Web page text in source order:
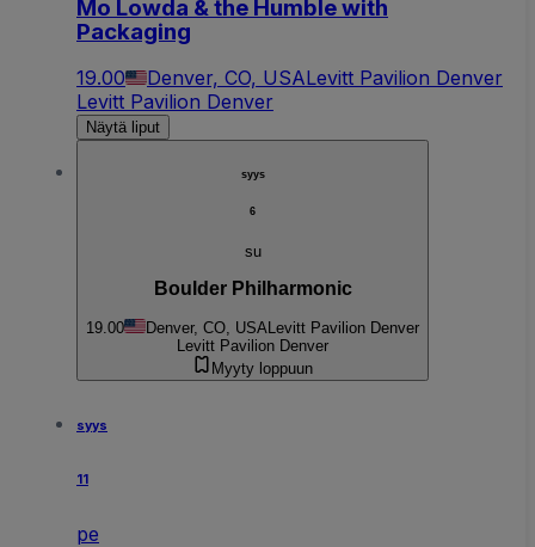
Mo Lowda & the Humble with
Packaging
19.00 Denver, CO, USALevitt Pavilion Denver
Levitt Pavilion Denver
Näytä liput
syys
6
su
Boulder Philharmonic
19.00 Denver, CO, USA Levitt Pavilion Denver
Levitt Pavilion Denver
Myyty loppuun
syys
11
pe